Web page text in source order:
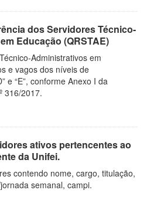
dos Servidores Técnico-
Educação (QRSTAE)
Administrativos em
e vagos dos níveis de
e “E”, conforme Anexo I da
316/2017.
ativos pertencentes ao
da Unifei.
contendo nome, cargo, titulação,
semanal, campi.